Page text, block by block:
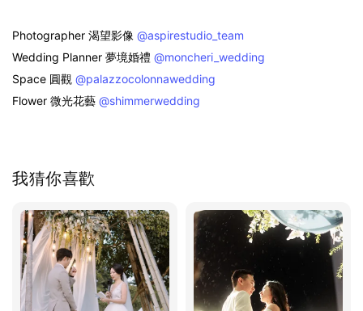
Photographer 渴望影像 @aspirestudio_team
Wedding Planner 夢境婚禮 @moncheri_wedding
Space 圓觀 @palazzocolonnawedding
Flower 微光花藝 @shimmerwedding
我猜你喜歡